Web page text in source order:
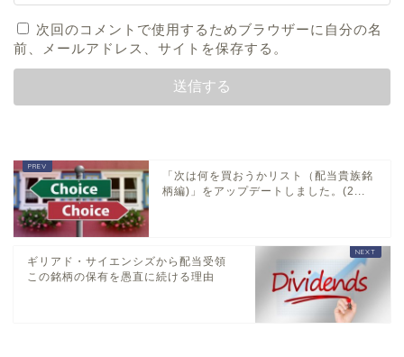
次回のコメントで使用するためブラウザーに自分の名
前、メールアドレス、サイトを保存する。
「次は何を買おうかリスト（配当貴族銘
柄編)」をアップデートしました。(2...
ギリアド・サイエンシズから配当受領
この銘柄の保有を愚直に続ける理由